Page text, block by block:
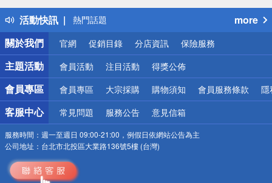
活動快訊
得獎公告
熱門話題
銀行優惠
偏遠地區配送
詐騙網頁！請小心！
more
關於我們
官網 促銷目錄 分店資訊 保險服務
主題活動 會員活動 注目活動 得獎公佈
會員專區 會員專區 大宗採購 購物須知 會員服務條款 隱
客服中心 常見問題 服務公告 意見信箱
服務時間： 週一至週日 09:00-21:00，例假日依網站公告為主
公司地址： 台北市北投區大業路136號5樓 (台灣)